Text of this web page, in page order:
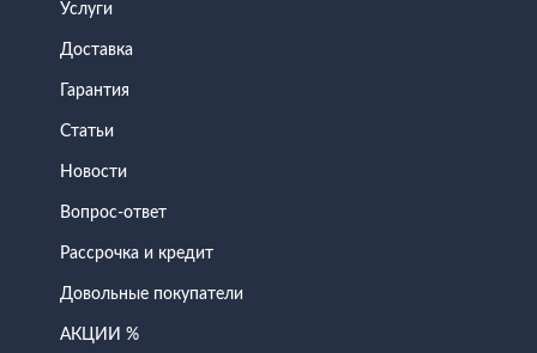
Услуги
Доставка
Гарантия
Статьи
Новости
Вопрос-ответ
Рассрочка и кредит
Довольные покупатели
АКЦИИ %